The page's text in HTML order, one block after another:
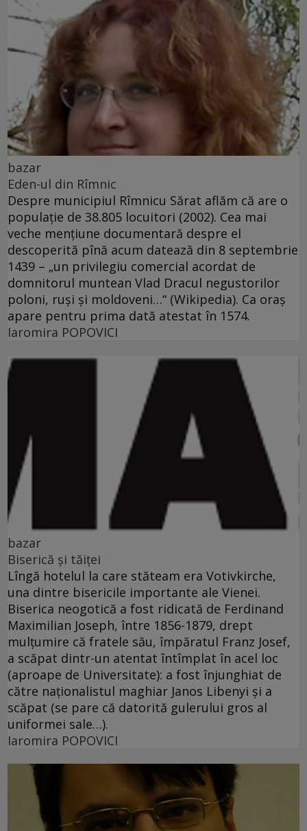
bazar
Eden-ul din Rîmnic
Despre municipiul Rîmnicu Sărat aflăm că are o
populaţie de 38.805 locuitori (2002). Cea mai
veche menţiune documentară despre el
descoperită pînă acum datează din 8 septembrie
1439 – „un privilegiu comercial acordat de
domnitorul muntean Vlad Dracul negustorilor
poloni, ruşi şi moldoveni…“ (Wikipedia). Ca oraş
apare pentru prima dată atestat în 1574.
Iaromira POPOVICI
bazar
Biserică şi tăiţei
Lîngă hotelul la care stăteam era Votivkirche,
una dintre bisericile importante ale Vienei.
Biserica neogotică a fost ridicată de Ferdinand
Maximilian Joseph, între 1856-1879, drept
mulţumire că fratele său, împăratul Franz Josef,
a scăpat dintr-un atentat întîmplat în acel loc
(aproape de Universitate): a fost înjunghiat de
către naţionalistul maghiar Janos Libenyi şi a
scăpat (se pare că datorită gulerului gros al
uniformei sale…).
Iaromira POPOVICI